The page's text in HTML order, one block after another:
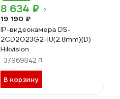
8 634 ₽
19 190 ₽
IP-видеокамера DS-
2CD2023G2-IU(2.8mm)(D)
Hikvision
37969842
В корзину